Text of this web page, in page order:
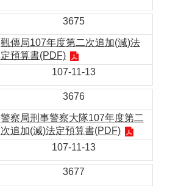
3675
觀傳局107年度第二次追加(減)法
定預算書(PDF)
107-11-13
3676
警察局刑事警察大隊107年度第二
次追加(減)法定預算書(PDF)
107-11-13
3677